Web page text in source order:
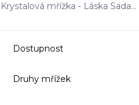
Krystalová mřížka - Láska Sada...
Dostupnost
Druhy mřížek